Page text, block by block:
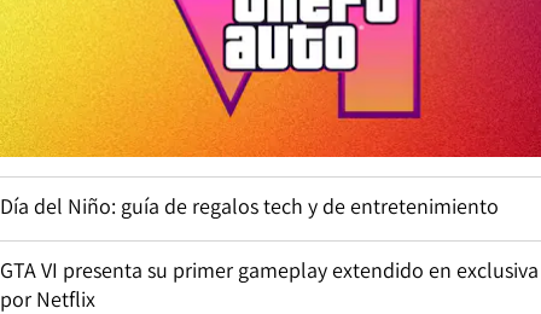
Día del Niño: guía de regalos tech y de entretenimiento
GTA VI presenta su primer gameplay extendido en exclusiva
por Netflix